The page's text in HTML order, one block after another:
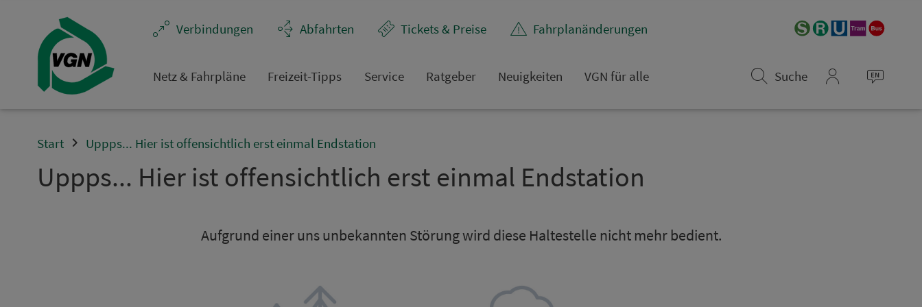
Ver­bin­dungen
Abfahrten Tickets & Preise Fahr­plan­ände­rungen
Netz & Fahrpläne Frei­zeit-Tipps Service Rat­ge­ber Neuigkeiten VGN für alle
Suche
Start Uppps... Hier ist offensichtlich erst einmal Endstation
Uppps... Hier ist offensichtlich erst einmal Endsta­ti­on
Aufgrund einer uns un­be­kannten Störung wird diese Hal­te­stel­le nicht mehr bedient.